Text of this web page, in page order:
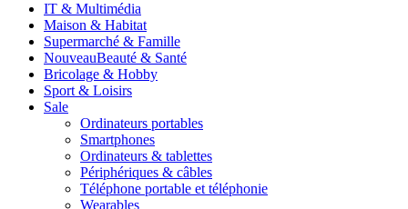
IT & Multimédia
Maison & Habitat
Supermarché & Famille
NouveauBeauté & Santé
Bricolage & Hobby
Sport & Loisirs
Sale
Ordinateurs portables
Smartphones
Ordinateurs & tablettes
Périphériques & câbles
Téléphone portable et téléphonie
Wearables